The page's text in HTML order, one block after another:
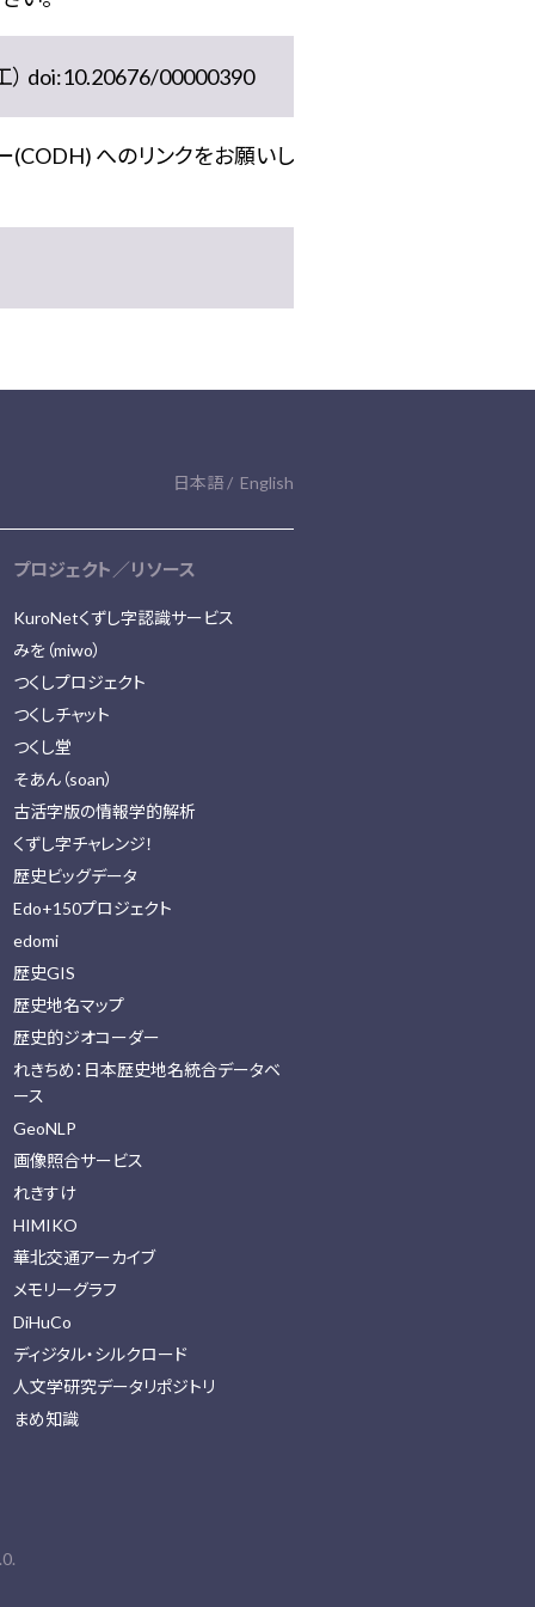
） doi:10.20676/00000390
(CODH) へのリンクをお願いし
日本語 English
プロジェクト／リソース
KuroNetくずし字認識サービス
みを（miwo）
つくしプロジェクト
つくしチャット
つくし堂
そあん（soan）
古活字版の情報学的解析
くずし字チャレンジ！
歴史ビッグデータ
Edo+150プロジェクト
edomi
歴史GIS
歴史地名マップ
歴史的ジオコーダー
れきちめ：日本歴史地名統合データベ
ース
GeoNLP
画像照合サービス
れきすけ
HIMIKO
華北交通アーカイブ
メモリーグラフ
DiHuCo
ディジタル・シルクロード
人文学研究データリポジトリ
まめ知識